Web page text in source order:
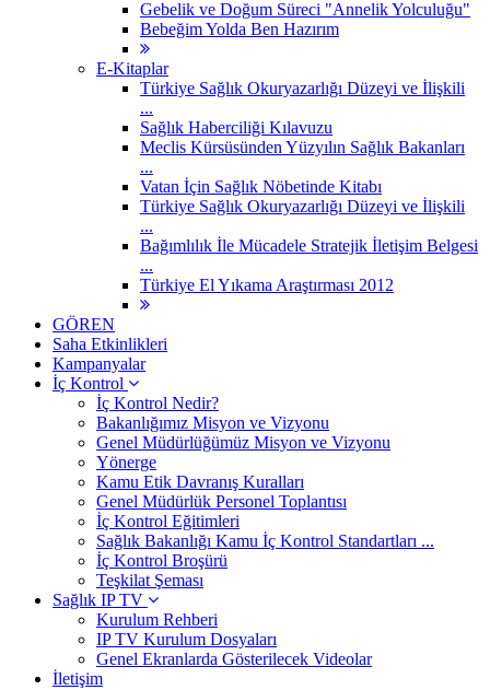
Gebelik ve Doğum Süreci "Annelik Yolculuğu"
Bebeğim Yolda Ben Hazırım
E-Kitaplar
Türkiye Sağlık Okuryazarlığı Düzeyi ve İlişkili
...
Sağlık Haberciliği Kılavuzu
Meclis Kürsüsünden Yüzyılın Sağlık Bakanları
...
Vatan İçin Sağlık Nöbetinde Kitabı
Türkiye Sağlık Okuryazarlığı Düzeyi ve İlişkili
...
Bağımlılık İle Mücadele Stratejik İletişim Belgesi
...
Türkiye El Yıkama Araştırması 2012
GÖREN
Saha Etkinlikleri
Kampanyalar
İç Kontrol
İç Kontrol Nedir?
Bakanlığımız Misyon ve Vizyonu
Genel Müdürlüğümüz Misyon ve Vizyonu
Yönerge
Kamu Etik Davranış Kuralları
Genel Müdürlük Personel Toplantısı
İç Kontrol Eğitimleri
Sağlık Bakanlığı Kamu İç Kontrol Standartları ...
İç Kontrol Broşürü
Teşkilat Şeması
Sağlık IP TV
Kurulum Rehberi
IP TV Kurulum Dosyaları
Genel Ekranlarda Gösterilecek Videolar
İletişim